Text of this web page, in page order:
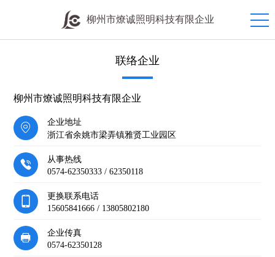
柳州市燎诚照明科技有限企业
联络企业
柳州市燎诚照明科技有限企业
企业地址
浙江省余姚市梁弄镇雅贤工业园区
从事热线
0574-62350333 / 62350118
更换联系电话
15605841666 / 13805802180
企业传真
0574-62350128